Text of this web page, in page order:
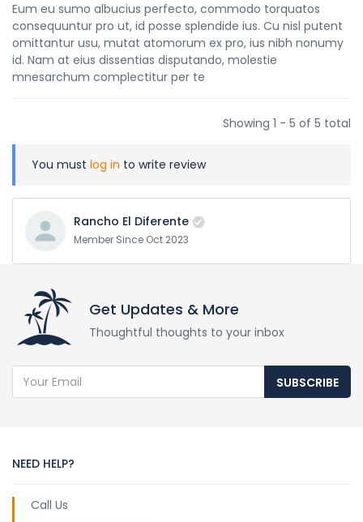
Eum eu sumo albucius perfecto, commodo torquatos
consequuntur pro ut, id posse splendide ius. Cu nisl putent
omittantur usu, mutat atomorum ex pro, ius nibh nonumy
id. Nam at eius dissentias disputando, molestie
mnesarchum complectitur per te
Showing 1 - 5 of 5 total
You must log in to write review
Rancho El Diferente
Member Since Oct 2023
Get Updates & More
Thoughtful thoughts to your inbox
SUBSCRIBE
NEED HELP?
Call Us